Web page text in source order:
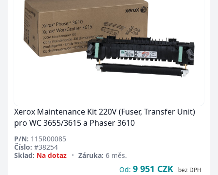
Xerox Maintenance Kit 220V (Fuser, Transfer Unit)
pro WC 3655/3615 a Phaser 3610
P/N: 115R00085
Číslo: #38254
Sklad: Na dotaz • Záruka: 6 měs.
Od: 9 951 CZK bez DPH